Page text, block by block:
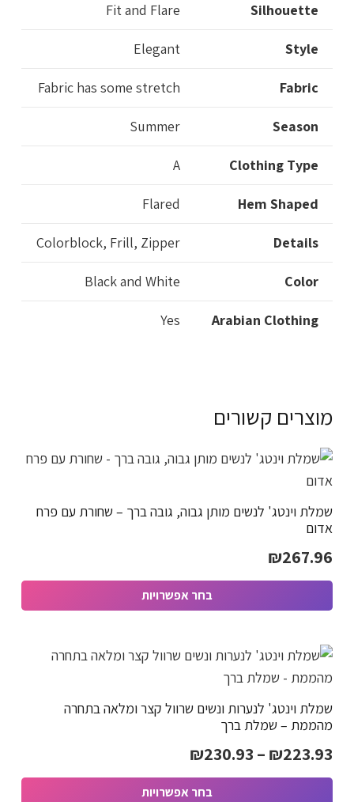
Silhouette
Fit and Flare
Style
Elegant
Fabric
Fabric has some stretch
Season
Summer
Clothing Type
A
Hem Shaped
Flared
Details
Colorblock, Frill, Zipper
Color
Black and White
Arabian Clothing
Yes
מוצרים קשורים
שמלת וינטג' לנשים מותן גבוה, גובה ברך – שחורת עם פרח
אדום
₪267.96
בחר אפשרויות
זה
מספר
סוגים.
ניתן
לבחור
את
שמלת וינטג' לנערות ונשים שרוול קצר ומלאה בתחרה
מהממת – שמלת ברך
₪223.93
–
₪230.93
מחירים:
בחר אפשרויות